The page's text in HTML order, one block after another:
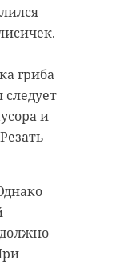
гриба
следует
и